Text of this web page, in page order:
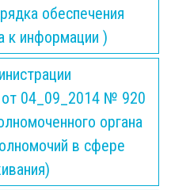
обеспечения
к информации )
04_09_2014 № 920
органа
в сфере